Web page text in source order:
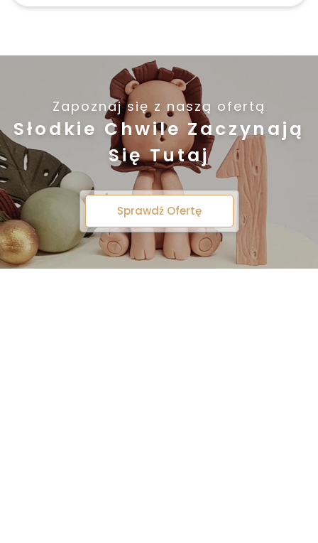
Zapoznaj się z naszą ofertą
Słodkie Chwile Zaczynają
Się Tutaj
Sprawdź Ofertę